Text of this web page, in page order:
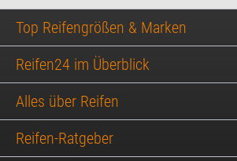
Top Reifengrößen & Marken
Reifen24 im Überblick
Alles über Reifen
Reifen-Ratgeber